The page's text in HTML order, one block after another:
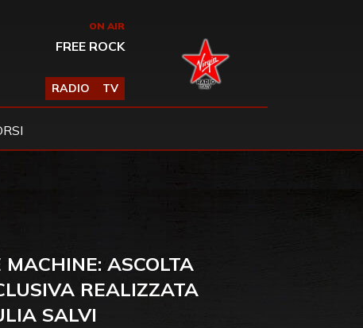
ON AIR
FREE ROCK
RADIO TV
MACHINE: ASCOLTA
REALIZZATA
SALVI